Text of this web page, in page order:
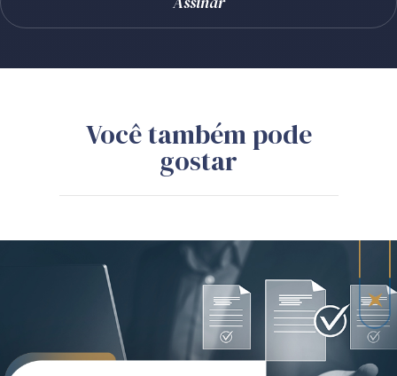
Você também pode
gostar